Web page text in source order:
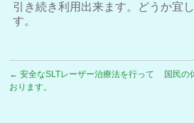
引き続き利用出来ます。どうか宜
す。
← 安全なSLTレーザー治療法を行って
おります。
国民の